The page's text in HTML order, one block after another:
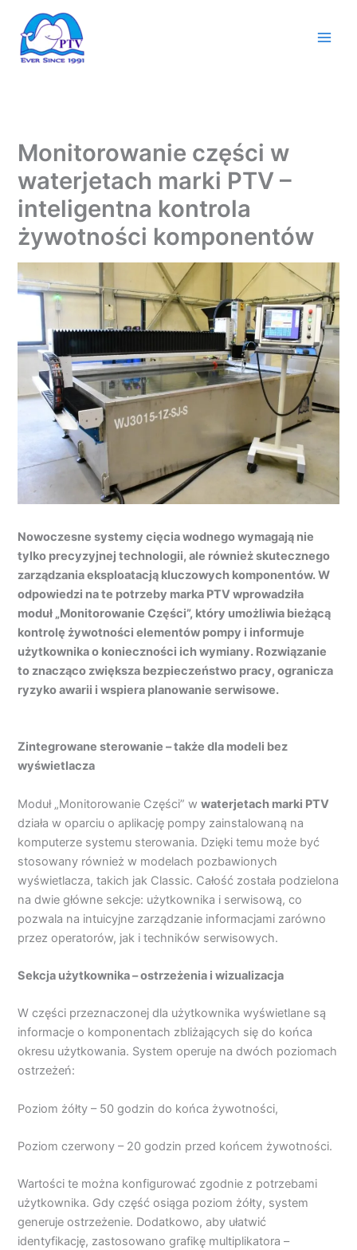
treści
Monitorowanie części w
waterjetach marki PTV –
inteligentna kontrola
żywotności komponentów
Nowoczesne systemy cięcia wodnego wymagają nie
tylko precyzyjnej technologii, ale również skutecznego
zarządzania eksploatacją kluczowych komponentów. W
odpowiedzi na te potrzeby marka PTV wprowadziła
moduł „Monitorowanie Części”, który umożliwia bieżącą
kontrolę żywotności elementów pompy i informuje
użytkownika o konieczności ich wymiany. Rozwiązanie
to znacząco zwiększa bezpieczeństwo pracy, ogranicza
ryzyko awarii i wspiera planowanie serwisowe.
Zintegrowane sterowanie – także dla modeli bez
wyświetlacza
Moduł „Monitorowanie Części” wwaterjetach marki PTV
działa w oparciu o aplikację pompy zainstalowaną na
komputerze systemu sterowania. Dzięki temu może być
stosowany również w modelach pozbawionych
wyświetlacza, takich jak Classic. Całość została podzielona
na dwie główne sekcje: użytkownika i serwisową, co
pozwala na intuicyjne zarządzanie informacjami zarówno
przez operatorów, jak i techników serwisowych.
Sekcja użytkownika – ostrzeżenia i wizualizacja
W części przeznaczonej dla użytkownika wyświetlane są
informacje o komponentach zbliżających się do końca
okresu użytkowania. System operuje na dwóch poziomach
ostrzeżeń:
Poziom żółty – 50 godzin do końca żywotności,
Poziom czerwony – 20 godzin przed końcem żywotności.
Wartości te można konfigurować zgodnie z potrzebami
użytkownika. Gdy część osiąga poziom żółty, system
generuje ostrzeżenie. Dodatkowo, aby ułatwić
identyfikację, zastosowano grafikę multiplikatora –